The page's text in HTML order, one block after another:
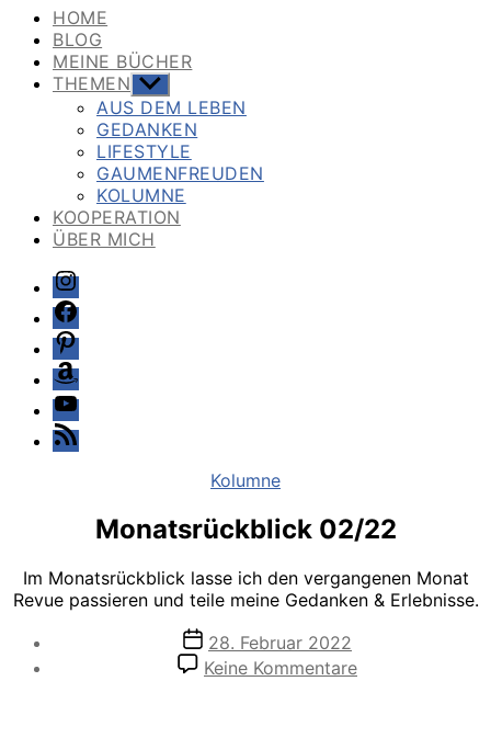
HOME
BLOG
MEINE BÜCHER
THEMEN Untermenü
anzeigen
AUS DEM LEBEN
GEDANKEN
LIFESTYLE
GAUMENFREUDEN
KOLUMNE
KOOPERATION
ÜBER MICH
Instagram
Facebook
Pinterest
Amazon
Youtube
Feed
Kategorien
Kolumne
Monatsrückblick 02/22
Im Monatsrückblick lasse ich den vergangenen Monat
Revue passieren und teile meine Gedanken & Erlebnisse.
Veröffentlichungsdatum
28. Februar 2022
Keine Kommentarezu